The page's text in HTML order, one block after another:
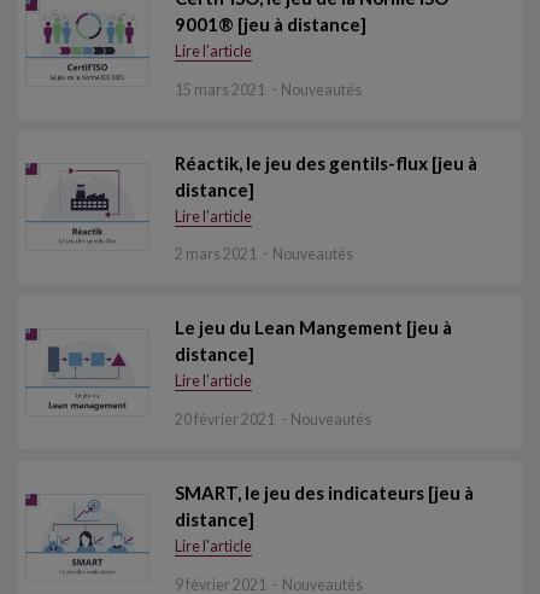
9001® [jeu à distance]
Lire l'article
15 mars 2021 Nouveautés
Réactik, le jeu des gentils-flux [jeu à
distance]
Lire l'article
2 mars 2021 Nouveautés
Le jeu du Lean Mangement [jeu à
distance]
Lire l'article
20 février 2021 Nouveautés
SMART, le jeu des indicateurs [jeu à
distance]
Lire l'article
9 février 2021 Nouveautés